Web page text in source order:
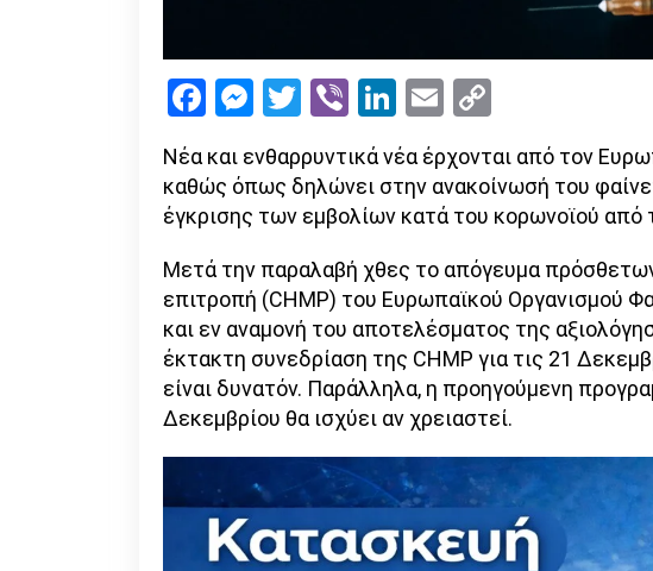
Facebook
Messenger
Twitter
ViberLinkedIn
Email
Link
Νέα και ενθαρρυντικά νέα έρχονται από τον
καθώς όπως δηλώνει στην ανακοίνωσή του
έγκρισης των εμβολίων κατά του κορωνοϊού από
Μετά την παραλαβή χθες το απόγευμα
επιτροπή (CHMP) του Ευρωπαϊκού Οργανισμού
και εν αναμονή του αποτελέσματος της
έκτακτη συνεδρίαση της CHMP για τις 21
είναι δυνατόν. Παράλληλα, η προηγούμενη
Δεκεμβρίου θα ισχύει αν χρειαστεί.